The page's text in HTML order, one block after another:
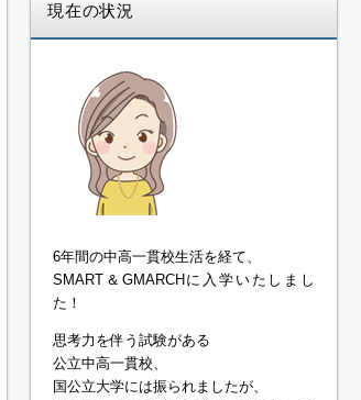
現在の状況
6年間の中高一貫校生活を経て、
SMART＆GMARCHに入学いたしまし
た！
思考力を伴う試験がある
公立中高一貫校、
国公立大学には振られましたが、